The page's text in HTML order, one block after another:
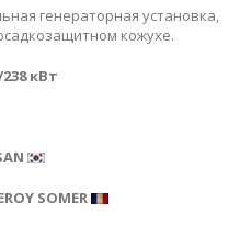
генераторная установка,
кожухе.
кВт
SOMER